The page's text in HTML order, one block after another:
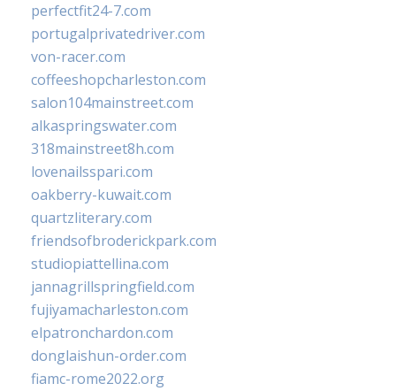
perfectfit24-7.com
portugalprivatedriver.com
von-racer.com
coffeeshopcharleston.com
salon104mainstreet.com
alkaspringswater.com
318mainstreet8h.com
lovenailsspari.com
oakberry-kuwait.com
quartzliterary.com
friendsofbroderickpark.com
studiopiattellina.com
jannagrillspringfield.com
fujiyamacharleston.com
elpatronchardon.com
donglaishun-order.com
fiamc-rome2022.org